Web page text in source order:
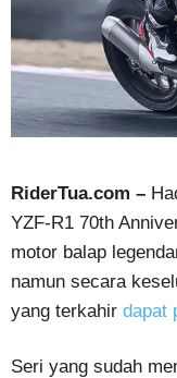
RiderTua.com –
YZF-R1 70th
motor balap
namun secara
yang terkahir dapat
Seri yang sudah